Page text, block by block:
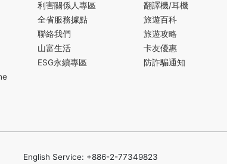
利害關係人專區
全省服務據點
聯絡我們
山富生活
ESG永續專區
翻譯機/耳機
旅遊百科
旅遊攻略
卡友優惠
防詐騙通知
English Service: +886-2-77349823